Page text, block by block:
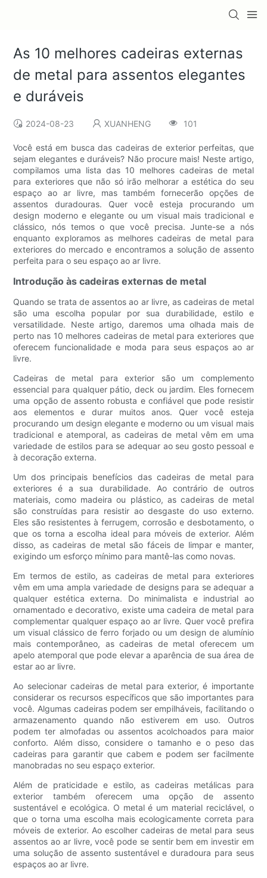
As 10 melhores cadeiras externas
de metal para assentos elegantes
e duráveis
2024-08-23 XUANHENG 101
Você está em busca das cadeiras de exterior perfeitas, que
sejam elegantes e duráveis? Não procure mais! Neste artigo,
compilamos uma lista das 10 melhores cadeiras de metal
para exteriores que não só irão melhorar a estética do seu
espaço ao ar livre, mas também fornecerão opções de
assentos duradouras. Quer você esteja procurando um
design moderno e elegante ou um visual mais tradicional e
clássico, nós temos o que você precisa. Junte-se a nós
enquanto exploramos as melhores cadeiras de metal para
exteriores do mercado e encontramos a solução de assento
perfeita para o seu espaço ao ar livre.
Introdução às cadeiras externas de metal
Quando se trata de assentos ao ar livre, as cadeiras de metal
são uma escolha popular por sua durabilidade, estilo e
versatilidade. Neste artigo, daremos uma olhada mais de
perto nas 10 melhores cadeiras de metal para exteriores que
oferecem funcionalidade e moda para seus espaços ao ar
livre.
Cadeiras de metal para exterior são um complemento
essencial para qualquer pátio, deck ou jardim. Eles fornecem
uma opção de assento robusta e confiável que pode resistir
aos elementos e durar muitos anos. Quer você esteja
procurando um design elegante e moderno ou um visual mais
tradicional e atemporal, as cadeiras de metal vêm em uma
variedade de estilos para se adequar ao seu gosto pessoal e
à decoração externa.
Um dos principais benefícios das cadeiras de metal para
exteriores é a sua durabilidade. Ao contrário de outros
materiais, como madeira ou plástico, as cadeiras de metal
são construídas para resistir ao desgaste do uso externo.
Eles são resistentes à ferrugem, corrosão e desbotamento, o
que os torna a escolha ideal para móveis de exterior. Além
disso, as cadeiras de metal são fáceis de limpar e manter,
exigindo um esforço mínimo para mantê-las como novas.
Em termos de estilo, as cadeiras de metal para exteriores
vêm em uma ampla variedade de designs para se adequar a
qualquer estética externa. Do minimalista e industrial ao
ornamentado e decorativo, existe uma cadeira de metal para
complementar qualquer espaço ao ar livre. Quer você prefira
um visual clássico de ferro forjado ou um design de alumínio
mais contemporâneo, as cadeiras de metal oferecem um
apelo atemporal que pode elevar a aparência de sua área de
estar ao ar livre.
Ao selecionar cadeiras de metal para exterior, é importante
considerar os recursos específicos que são importantes para
você. Algumas cadeiras podem ser empilháveis, facilitando o
armazenamento quando não estiverem em uso. Outros
podem ter almofadas ou assentos acolchoados para maior
conforto. Além disso, considere o tamanho e o peso das
cadeiras para garantir que cabem e podem ser facilmente
manobradas no seu espaço exterior.
Além de praticidade e estilo, as cadeiras metálicas para
exterior também oferecem uma opção de assento
sustentável e ecológica. O metal é um material reciclável, o
que o torna uma escolha mais ecologicamente correta para
móveis de exterior. Ao escolher cadeiras de metal para seus
assentos ao ar livre, você pode se sentir bem em investir em
uma solução de assento sustentável e duradoura para seus
espaços ao ar livre.